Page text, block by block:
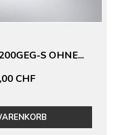
S OHNE...
CHF